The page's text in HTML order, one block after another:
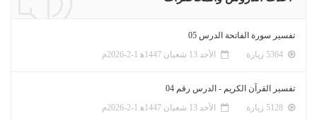
تفسير سورة الفاتحة الدرس 05
الأحد 13 شعبان 1447ﻫ 1-2-2026م
تفسير القرآن الكريم - الدرس رقم 04
الأحد 13 شعبان 1447ﻫ 1-2-2026م